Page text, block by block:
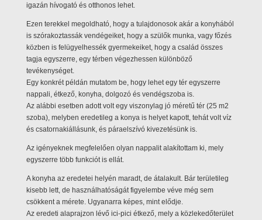
igazán hívogató és otthonos lehet.
Ezen terekkel megoldható, hogy a tulajdonosok akár a konyhából
is szórakoztassák vendégeiket, hogy a szülők munka, vagy főzés
közben is felügyelhessék gyermekeiket, hogy a család összes
tagja egyszerre, egy térben végezhessen különböző
tevékenységet.
Egy konkrét példán mutatom be, hogy lehet egy tér egyszerre
nappali, étkező, konyha, dolgozó és vendégszoba is.
Az alábbi esetben adott volt egy viszonylag jó méretű tér (25 m2
szoba), melyben eredetileg a konya is helyet kapott, tehát volt víz
és csatornakiállásunk, és páraelszívó kivezetésünk is.
Az igényeknek megfelelően olyan nappalit alakítottam ki, mely
egyszerre több funkciót is ellát.
A konyha az eredetei helyén maradt, de átalakult. Bár területileg
kisebb lett, de használhatóságát figyelembe véve még sem
csökkent a mérete. Ugyanarra képes, mint elődje.
Az eredeti alaprajzon lévő ici-pici étkező, mely a közlekedőterület